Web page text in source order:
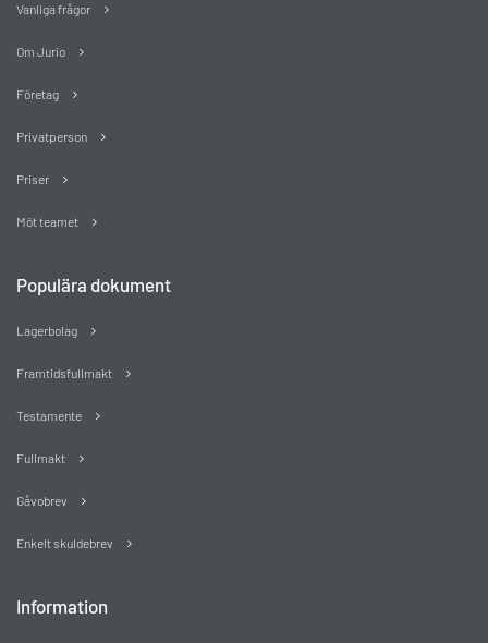
Vanliga frågor
Om Jurio
Företag
Privatperson
Priser
Möt teamet
Populära dokument
Lagerbolag
Framtidsfullmakt
Testamente
Fullmakt
Gåvobrev
Enkelt skuldebrev
Information